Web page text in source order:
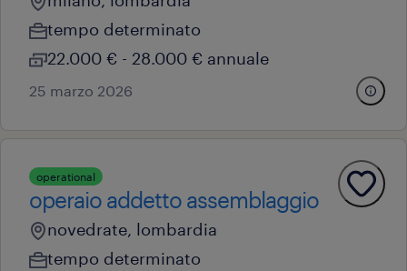
tempo determinato
22.000 € - 28.000 € annuale
25 marzo 2026
operational
operaio addetto assemblaggio
novedrate, lombardia
tempo determinato